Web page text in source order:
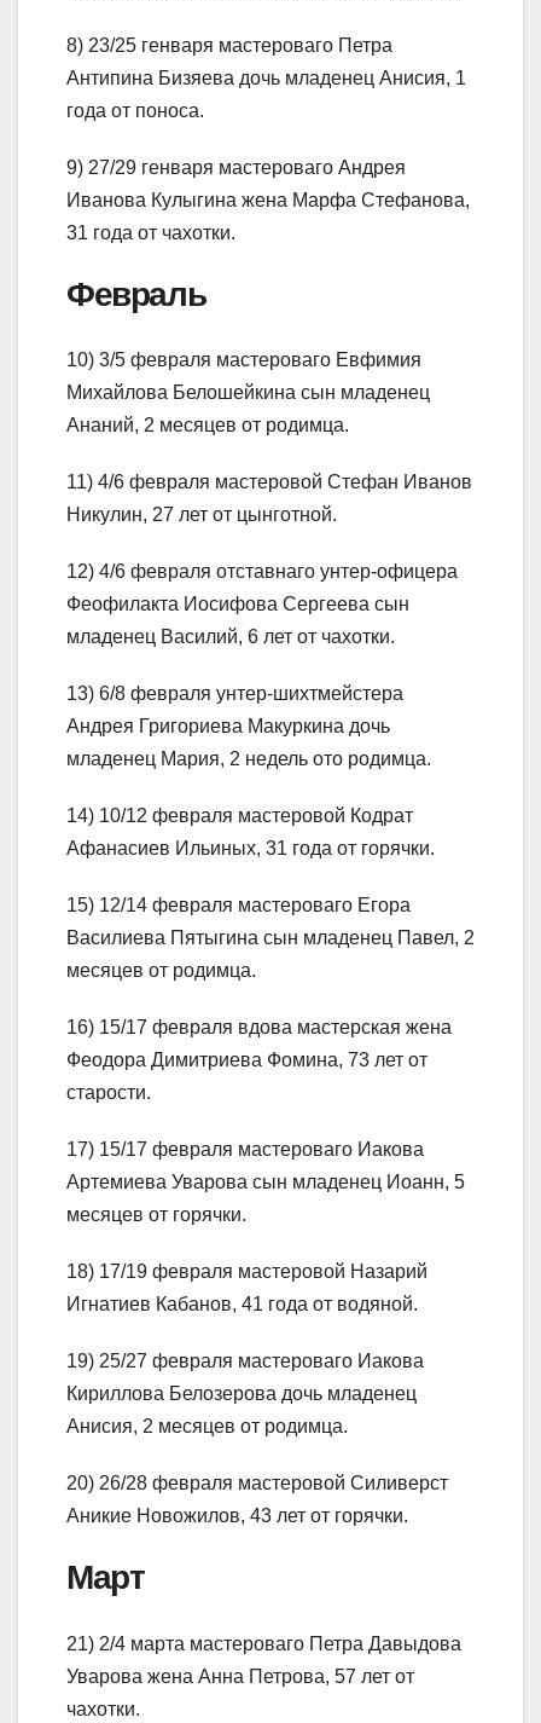
8) 23/25 генваря мастероваго Петра
Антипина Бизяева дочь младенец Анисия, 1
года от поноса.
9) 27/29 генваря мастероваго Андрея
Иванова Кулыгина жена Марфа Стефанова,
31 года от чахотки.
Февраль
10) 3/5 февраля мастероваго Евфимия
Михайлова Белошейкина сын младенец
Ананий, 2 месяцев от родимца.
11) 4/6 февраля мастеровой Стефан Иванов
Никулин, 27 лет от цынготной.
12) 4/6 февраля отставнаго унтер-офицера
Феофилакта Иосифова Сергеева сын
младенец Василий, 6 лет от чахотки.
13) 6/8 февраля унтер-шихтмейстера
Андрея Григориева Макуркина дочь
младенец Мария, 2 недель ото родимца.
14) 10/12 февраля мастеровой Кодрат
Афанасиев Ильиных, 31 года от горячки.
15) 12/14 февраля мастероваго Егора
Василиева Пятыгина сын младенец Павел, 2
месяцев от родимца.
16) 15/17 февраля вдова мастерская жена
Феодора Димитриева Фомина, 73 лет от
старости.
17) 15/17 февраля мастероваго Иакова
Артемиева Уварова сын младенец Иоанн, 5
месяцев от горячки.
18) 17/19 февраля мастеровой Назарий
Игнатиев Кабанов, 41 года от водяной.
19) 25/27 февраля мастероваго Иакова
Кириллова Белозерова дочь младенец
Анисия, 2 месяцев от родимца.
20) 26/28 февраля мастеровой Силиверст
Аникие Новожилов, 43 лет от горячки.
Март
21) 2/4 марта мастероваго Петра Давыдова
Уварова жена Анна Петрова, 57 лет от
чахотки.